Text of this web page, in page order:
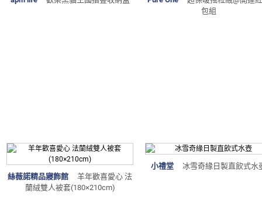
包組
絲薇諾精品寢飾館
羊年歡喜愛心 法
蘭絨雙人被套(180×210cm)
小禮堂 冰雪奇緣日製直飲式水